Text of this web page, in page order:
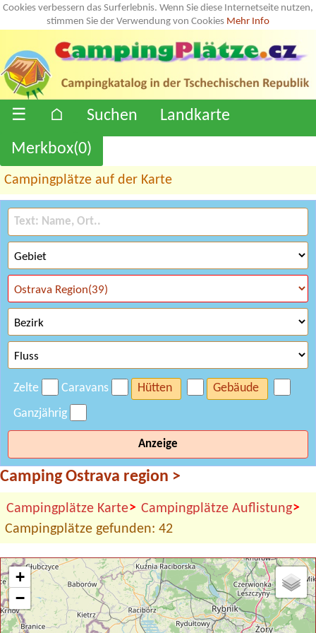
Cookies verbessern das Surferlebnis. Wenn Sie diese Internetseite nutzen,
stimmen Sie der Verwendung von Cookies Mehr Info
☰ ⌂ Suchen
Landkarte
Merkbox(0)
Campingplätze auf der Karte
Zelte Caravans Hütten
Gebäude
Ganzjährig
Anzeige
Camping Ostrava region >
Campingplätze Karte> Campingplätze Auflistung>
Campingplätze gefunden: 42
+
−